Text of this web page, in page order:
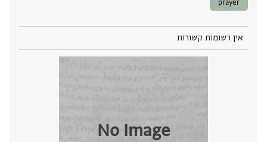
prayer
אין רשומות קשורות
No Image